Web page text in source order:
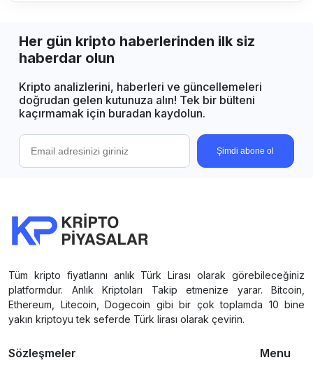
Her gün kripto haberlerinden ilk siz
haberdar olun
Kripto analizlerini, haberleri ve güncellemeleri
doğrudan gelen kutunuza alın! Tek bir bülteni
kaçırmamak için buradan kaydolun.
Şimdi abone ol
Tüm kripto fiyatlarını anlık Türk Lirası olarak görebileceğiniz
platformdur. Anlık Kriptoları Takip etmenize yarar. Bitcoin,
Ethereum, Litecoin, Dogecoin gibi bir çok toplamda 10 bine
yakın kriptoyu tek seferde Türk lirası olarak çevirin.
Sözleşmeler Menu